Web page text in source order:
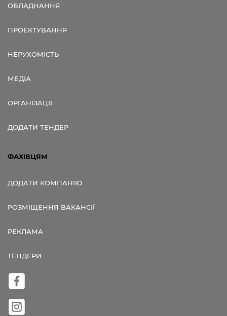
ОБЛАДНАННЯ
ПРОЕКТУВАННЯ
НЕРУХОМІСТЬ
МЕДІА
ОРГАНІЗАЦІЇ
ДОДАТИ ТЕНДЕР
ФАХІВЦЯМ
ДОДАТИ КОМПАНІЮ
РОЗМІЩЕННЯ ВАКАНСІЇ
РЕКЛАМА
ТЕНДЕРИ